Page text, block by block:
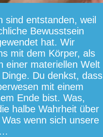
sind entstanden, weil
Bewusstsein
hat. Wir
mit dem Körper, als
einer materiellen Welt
Du denkst, dass
mit einem
Ende bist. Was,
halbe Wahrheit über
wenn sich unsere